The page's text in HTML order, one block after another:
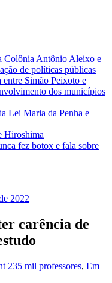
Colônia Antônio Aleixo e
de políticas públicas
Simão Peixoto e
dos municípios
Lei Maria da Penha e
Hiroshima
fez botox e fala sobre
2022
carência de
235 mil professores, Em